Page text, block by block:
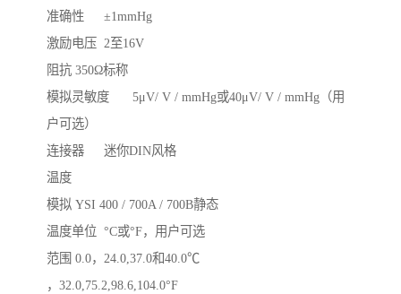
准确性	±1mmHg
激励电压	2至16V
阻抗	350Ω标称
模拟灵敏度	5μV/ V / mmHg或40μV/ V / mmHg（用
户可选）
连接器	迷你DIN风格
温度
模拟	YSI 400 / 700A / 700B静态
温度单位	°C或°F，用户可选
范围	0.0，24.0,37.0和40.0℃
，32.0,75.2,98.6,104.0°F